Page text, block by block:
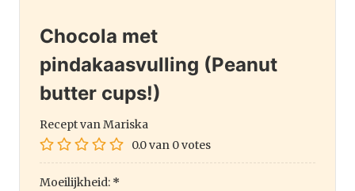
Chocola met
pindakaasvulling (Peanut
butter cups!)
Recept van Mariska
0.0van 0votes
Moeilijkheid: *